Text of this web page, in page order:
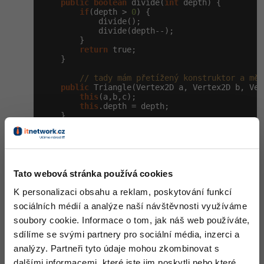
Tato webová stránka používá cookies
K personalizaci obsahu a reklam, poskytování funkcí
sociálních médií a analýze naší návštěvnosti využíváme
soubory cookie. Informace o tom, jak náš web používáte,
sdílíme se svými partnery pro sociální média, inzerci a
analýzy. Partneři tyto údaje mohou zkombinovat s
public boolean divide( int depth) {
if (depth > 0) {
            divide();
            divide(depth--);
        }
return true;
    }
// tady mám přetížený konstruktor a
public Triangle(Vertex2D a, Vertex2D b,
this (a,b,c);
this .depth = depth;
    }
public
public Vertex2D getVertexB() {
return
    }
public Vertex2D getVertexC() {
return c;
/**